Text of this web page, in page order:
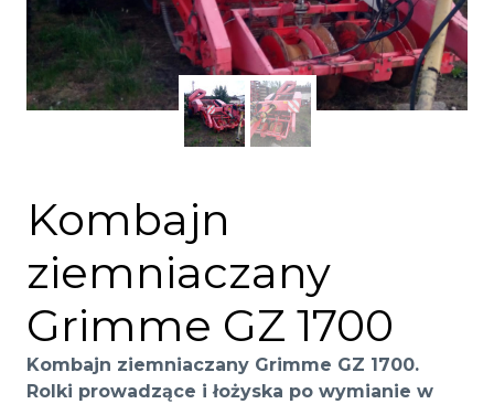
Kombajn
ziemniaczany
Grimme GZ 1700
Kombajn ziemniaczany Grimme GZ 1700.
Rolki prowadzące i łożyska po wymianie w